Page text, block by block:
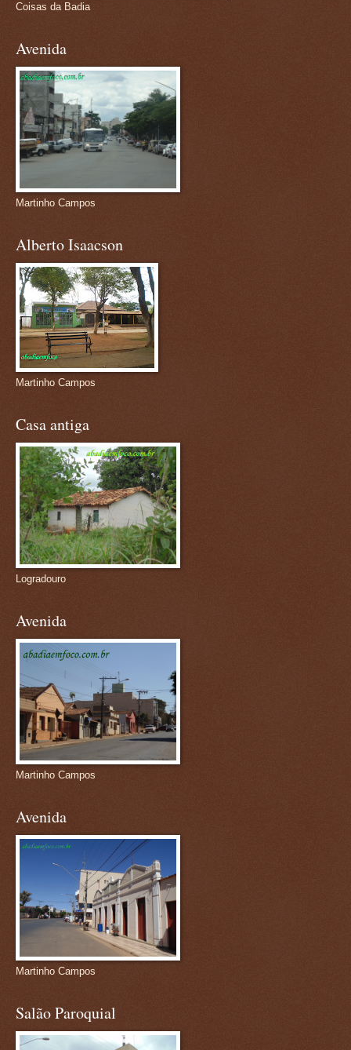
Coisas da Badia
Avenida
Martinho Campos
Alberto Isaacson
Martinho Campos
Casa antiga
Logradouro
Avenida
Martinho Campos
Avenida
Martinho Campos
Salão Paroquial